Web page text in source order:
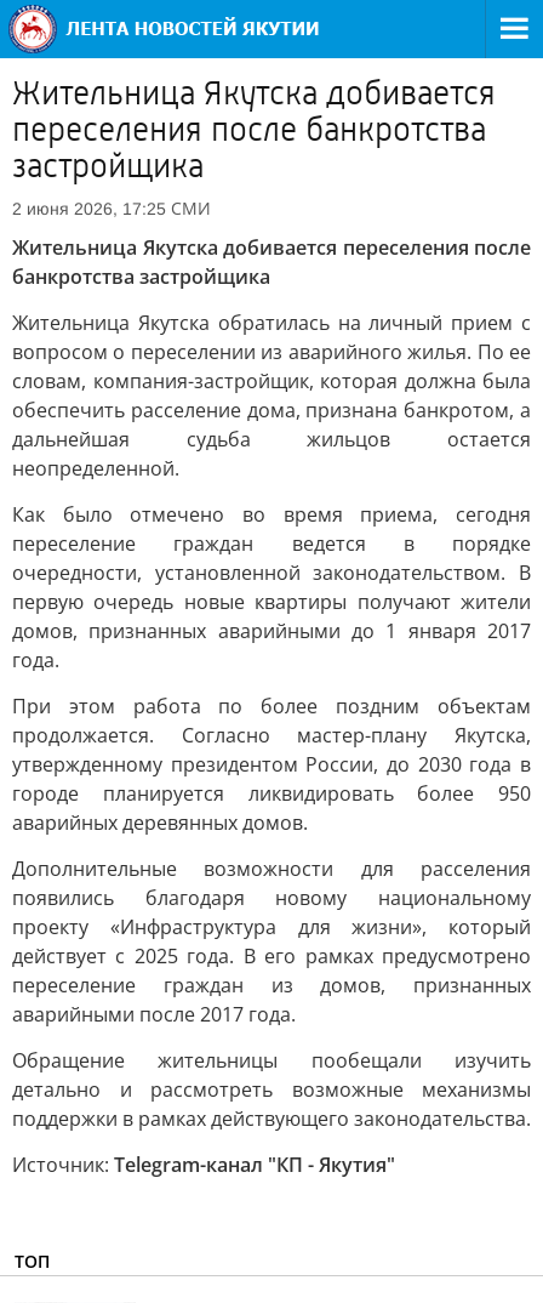
Жительница Якутска добивается
переселения после банкротства
застройщика
2 июня 2026, 17:25 СМИ
Жительница Якутска добивается переселения после
банкротства застройщика
Жительница Якутска обратилась на личный прием с
вопросом о переселении из аварийного жилья. По ее
словам, компания-застройщик, которая должна была
обеспечить расселение дома, признана банкротом, а
дальнейшая судьба жильцов остается
неопределенной.
Как было отмечено во время приема, сегодня
переселение граждан ведется в порядке
очередности, установленной законодательством. В
первую очередь новые квартиры получают жители
домов, признанных аварийными до 1 января 2017
года.
При этом работа по более поздним объектам
продолжается. Согласно мастер-плану Якутска,
утвержденному президентом России, до 2030 года в
городе планируется ликвидировать более 950
аварийных деревянных домов.
Дополнительные возможности для расселения
появились благодаря новому национальному
проекту «Инфраструктура для жизни», который
действует с 2025 года. В его рамках предусмотрено
переселение граждан из домов, признанных
аварийными после 2017 года.
Обращение жительницы пообещали изучить
детально и рассмотреть возможные механизмы
поддержки в рамках действующего законодательства.
Источник: Telegram-канал "КП - Якутия"
ТОП